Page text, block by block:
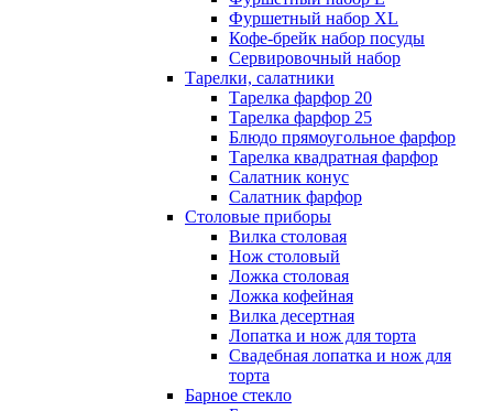
Фуршетный набор ХL
Кофе-брейк набор посуды
Сервировочный набор
Тарелки, салатники
Тарелка фарфор 20
Тарелка фарфор 25
Блюдо прямоугольное фарфор
Тарелка квадратная фарфор
Салатник конус
Салатник фарфор
Столовые приборы
Вилка столовая
Нож столовый
Ложка столовая
Ложка кофейная
Вилка десертная
Лопатка и нож для торта
Свадебная лопатка и нож для
торта
Барное стекло